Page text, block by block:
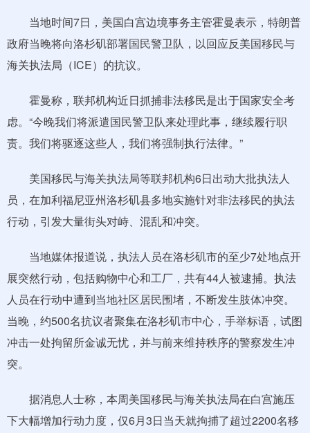
当地时间7日，美国白宫边境事务主管霍曼表示，特朗普
政府当晚将向洛杉矶部署国民警卫队，以回应反美国移民与
海关执法局（ICE）的抗议。
霍曼称，联邦机构近日抓捕非法移民是出于国家安全考
虑。“今晚我们将派遣国民警卫队来处理此事，继续履行职
责。我们将驱逐这些人，我们将强制执行法律。”
美国移民与海关执法局等联邦机构6日出动大批执法人
员，在加利福尼亚州洛杉矶县多地实施针对非法移民的执法
行动，引发大量街头对峙、混乱和冲突。
当地媒体报道说，执法人员在洛杉矶市的至少7处地点开
展突然行动，包括购物中心和工厂，共有44人被逮捕。执法
人员在行动中遭到当地社区居民围堵，不断发生肢体冲突。
当晚，约500名抗议者聚集在洛杉矶市中心，手举标语，试图
冲击一处拘留所金诚无忧，并与前来维持秩序的警察发生冲
突。
据消息人士称，本周美国移民与海关执法局在白宫施压
下大幅增加行动力度，仅6月3日当天就拘捕了超过2200名移